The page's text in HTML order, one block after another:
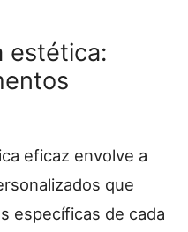
estética:
eficaz envolve a
que
específicas de cada